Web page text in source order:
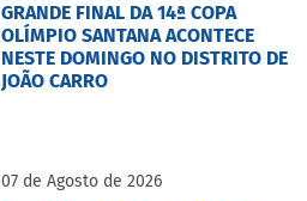
GRANDE FINAL DA 14ª COPA
OLÍMPIO SANTANA ACONTECE
NESTE DOMINGO NO DISTRITO DE
JOÃO CARRO
07 de Agosto de 2026